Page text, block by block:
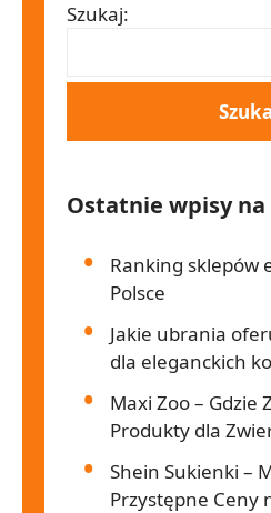
Szukaj:
Ostatnie wpisy na
Ranking sklepów
Polsce
Jakie ubrania
dla eleganckich
Maxi Zoo – Gdzie
Produkty dla
Shein Sukienki –
Przystępne Ceny